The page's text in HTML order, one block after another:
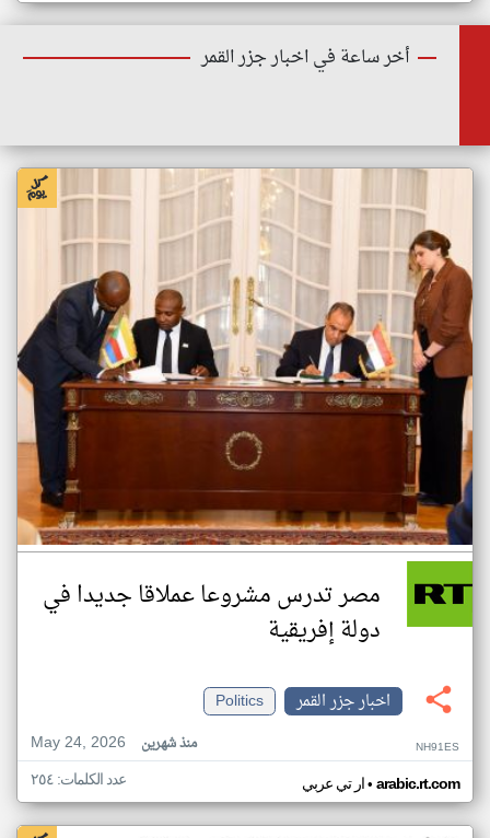
أخر ساعة في اخبار جزر القمر
مصر تدرس مشروعا عملاقا جديدا في
دولة إفريقية
اخبار جزر القمر
Politics
May 24, 2026
منذ شهرين NH91ES
ار تي عربي• arabic.rt.com عدد الكلمات: ٢٥٤